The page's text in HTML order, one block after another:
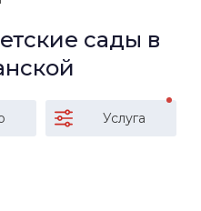
сады в
Услуга